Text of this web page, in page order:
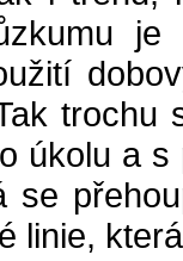
úkolu a
se
linie,